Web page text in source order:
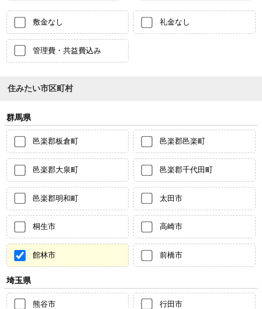
敷金なし 礼金なし
管理費・共益費込み
住みたい市区町村
群馬県
邑楽郡板倉町 邑楽郡邑楽町
邑楽郡大泉町 邑楽郡千代田町
邑楽郡明和町 太田市
桐生市 高崎市
館林市 前橋市
埼玉県
熊谷市 行田市